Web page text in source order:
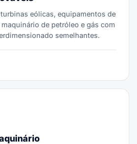
eólicas, equipamentos de
de petróleo e gás com
semelhantes.